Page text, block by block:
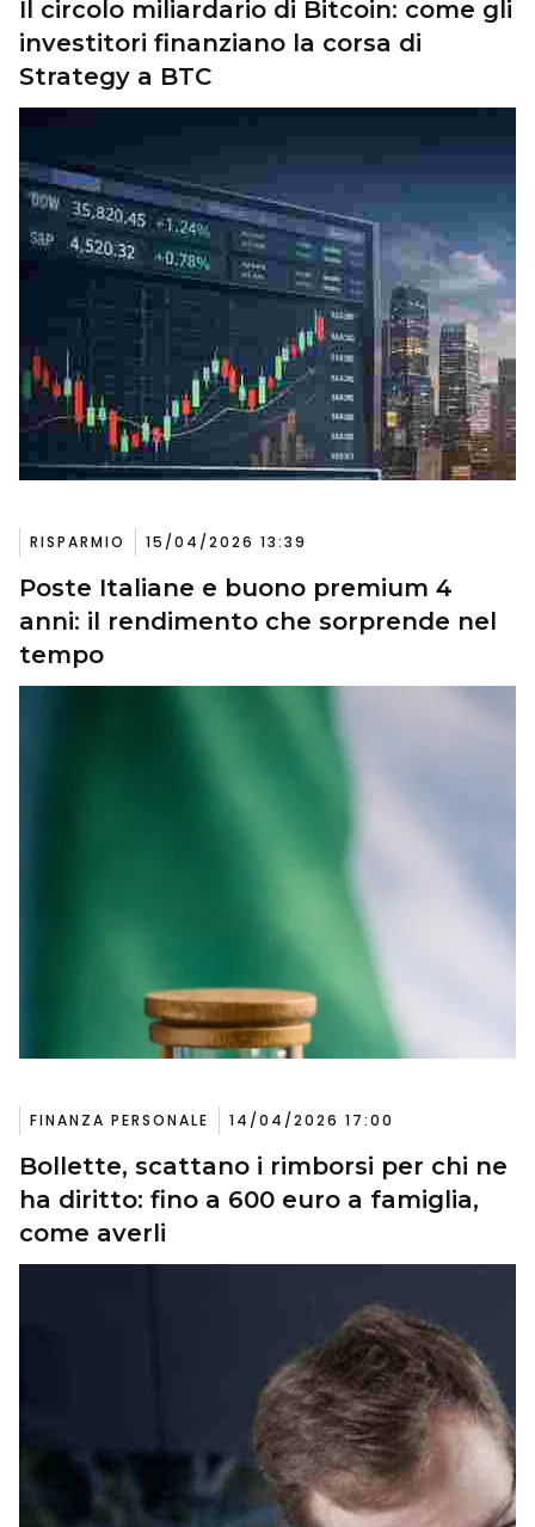
Il circolo miliardario di Bitcoin: come gli
investitori finanziano la corsa di
Strategy a BTC
RISPARMIO 15/04/2026 13:39
Poste Italiane e buono premium 4
anni: il rendimento che sorprende nel
tempo
FINANZA PERSONALE 14/04/2026 17:00
Bollette, scattano i rimborsi per chi ne
ha diritto: fino a 600 euro a famiglia,
come averli